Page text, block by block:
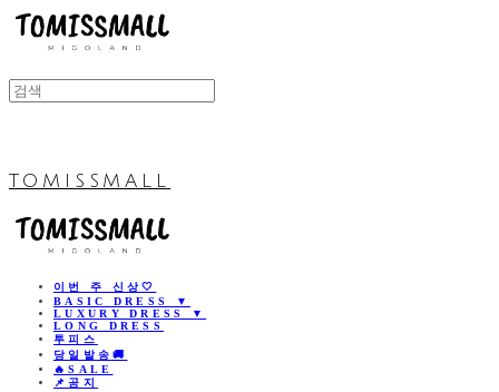
TOMISSMALL
이번 주 신상🤍
BASIC DRESS ▼
LUXURY DRESS ▼
LONG DRESS
투피스
당일발송🚚
🔥SALE
📌공지